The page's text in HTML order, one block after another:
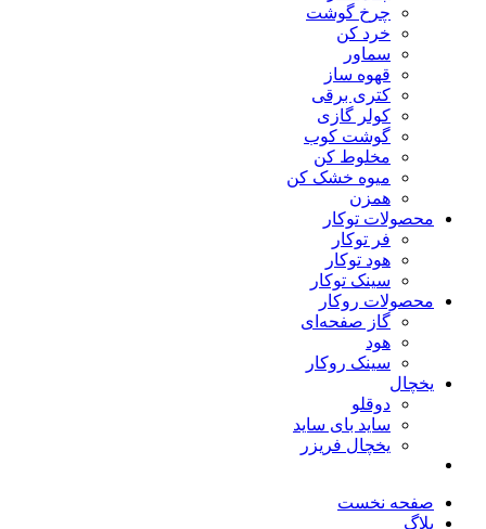
چرخ گوشت
خرد کن
سماور
قهوه ساز
کتری برقی
کولر گازی
گوشت کوب
مخلوط کن
میوه خشک کن
همزن
محصولات توکار
فر توکار
هود توکار
سینک توکار
محصولات روکار
گاز صفحه‌ای
هود
سینک روکار
یخچال
دوقلو
ساید بای ساید
یخچال فریزر
صفحه نخست
بلاگ